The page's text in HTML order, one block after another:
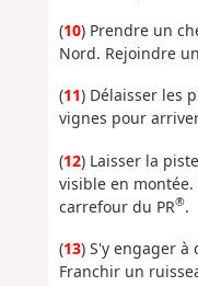
(10) Prendre un
Nord. Rejoindre
(11) Délaisser les
vignes pour
(12) Laisser la
visible en
carrefour du PR®.
(13) S'y engager à
Franchir un